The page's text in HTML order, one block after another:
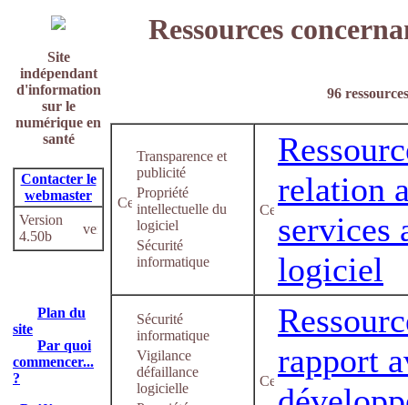
Site
indépendant
d'information
sur le
numérique en
santé
Contacter le
webmaster
Version
4.50b
Plan du
site
Par quoi
commencer...
?
Ressources
96
Transparence et
publicité
Propriété
intellectuelle du
logiciel
Sécurité
informatique
relation
services
logiciel
Sécurité
informatique
Vigilance
défaillance
logicielle
rapport